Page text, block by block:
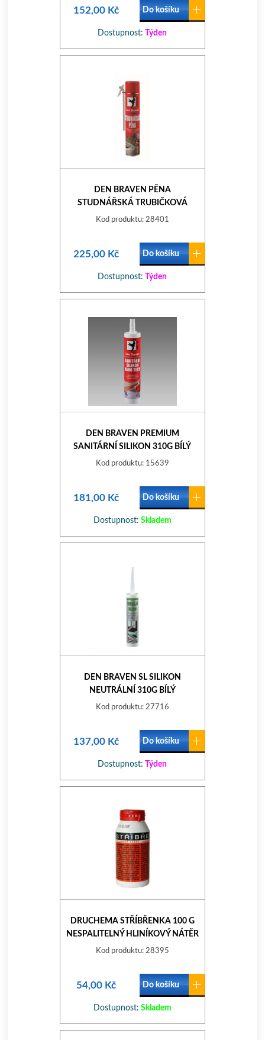
152,00 Kč Do košíku
Dostupnost: Týden
DEN BRAVEN PĚNA
STUDNÁŘSKÁ TRUBIČKOVÁ
750ML
Kod produktu: 28401
225,00 Kč Do košíku
Dostupnost: Týden
DEN BRAVEN PREMIUM
SANITÁRNÍ SILIKON 310G BÍLÝ
Kod produktu: 15639
181,00 Kč Do košíku
Dostupnost: Skladem
DEN BRAVEN SL SILIKON
NEUTRÁLNÍ 310G BÍLÝ
Kod produktu: 27716
137,00 Kč Do košíku
Dostupnost: Týden
DRUCHEMA STŘÍBŘENKA 100 G
NESPALITELNÝ HLINÍKOVÝ NÁTĚR
Kod produktu: 28395
54,00 Kč Do košíku
Dostupnost: Skladem